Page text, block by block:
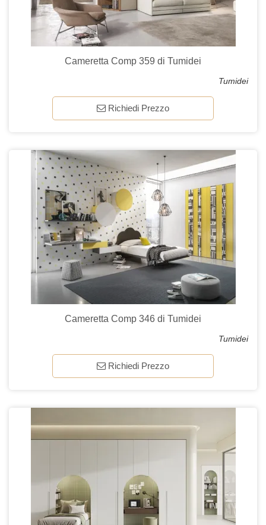
Cameretta Comp 359 di Tumidei
Tumidei
Richiedi Prezzo
Cameretta Comp 346 di Tumidei
Tumidei
Richiedi Prezzo